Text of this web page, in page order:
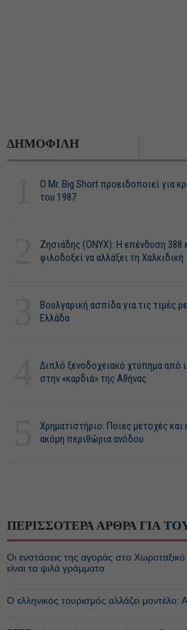
ΔΗΜΟΦΙΛΗ
O Mr. Big Short προειδοποιεί για
του 1987
Ζησιάδης (ONYX): Η επένδυση 388
φιλοδοξεί να αλλάξει τη Χαλκιδική
Βουλγαρική ασπίδα για τις τιμές
Ελλάδα
Διπλό ξενοδοχειακό χτύπημα από
στην «καρδιά» της Αθήνας
Χρηματιστήριο: Ποιες μετοχές και
ακόμη περιθώρια ανόδου
ΠΕΡΙΣΣΟΤΕΡΑ ΑΡΘΡΑ ΓΙΑ
Οι ενστάσεις της αγοράς στο
είναι τα ψιλά γράμματα
Ο ελληνικός τουρισμός αλλάζει μοντέλο: